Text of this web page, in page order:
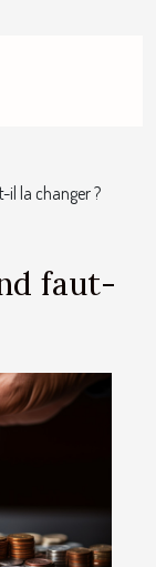
il la changer ?
faut-